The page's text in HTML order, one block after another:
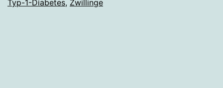
Typ-1-Diabetes, Zwillinge